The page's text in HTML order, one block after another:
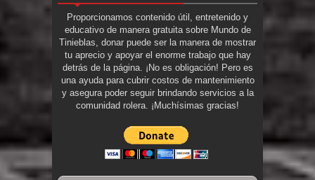
Proporcionamos contenido útil, entretenido y
educativo de manera gratuita sobre Mundo de
Tinieblas, donar puede ser la manera de mostrar
tu aprecio y apoyar el enorme trabajo que hay
detrás de la página. ¡No es obligación! Pero es
una ayuda para cubrir costos de mantenimiento
y asegura poder seguir brindando servicios a la
comunidad rolera. ¡Muchísimas gracias!